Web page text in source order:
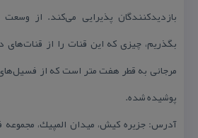
بازدیدكنندگان پذیرایی می‌كند. از
بگذریم، چیزی كه این قنات را از قنات‌های
مرجانی به قطر هفت متر است كه از
پوشیده شده.
آدرس: جزیره كیش، میدان المپیك،